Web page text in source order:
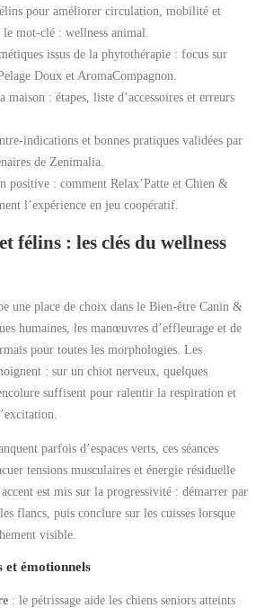
pour améliorer circulation, mobilité et
mot-clé : wellness animal.
issus de la phytothérapie : focus sur
Doux et AromaCompagnon.
maison : étapes, liste d’accessoires et erreurs
indications et bonnes pratiques validées par
de Zenimalia.
positive : comment Relax’Patte et Chien &
l’expérience en jeu coopératif.
félins : les clés du wellness
une place de choix dans le Bien-être Canin &
humaines, les manœuvres d’effleurage et de
pour toutes les morphologies. Les
: sur un chiot nerveux, quelques
suffisent pour ralentir la respiration et
parfois d’espaces verts, ces séances
tensions musculaires et énergie résiduelle
est mis sur la progressivité : démarrer par
flancs, puis conclure sur les cuisses lorsque
visible.
et émotionnels
: le pétrissage aide les chiens seniors atteints